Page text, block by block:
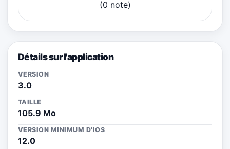
(0 note)
Détails sur l'application
VERSION
3.0
TAILLE
105.9 Mo
VERSION MINIMUM D'IOS
12.0